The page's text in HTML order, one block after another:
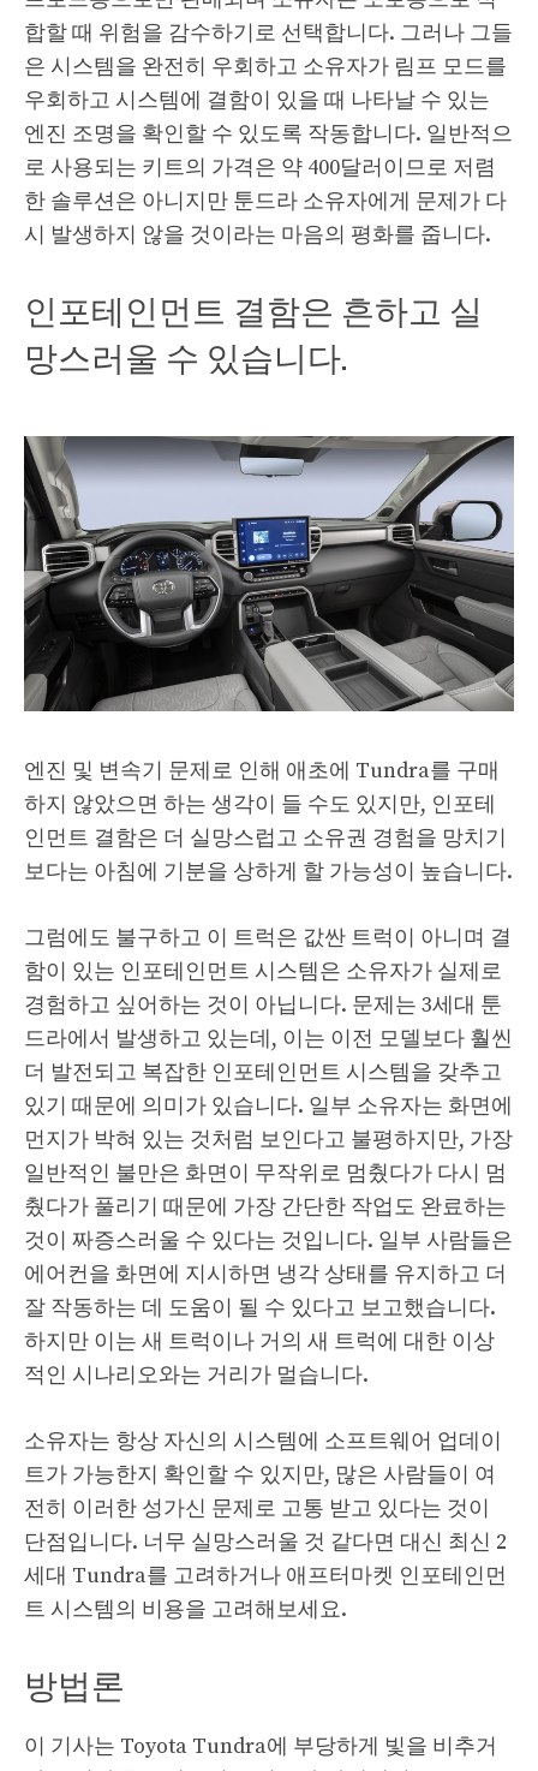
합할 때 위험을 감수하기로 선택합니다. 그러나 그들
은 시스템을 완전히 우회하고 소유자가 림프 모드를
우회하고 시스템에 결함이 있을 때 나타날 수 있는
엔진 조명을 확인할 수 있도록 작동합니다. 일반적으
로 사용되는 키트의 가격은 약 400달러이므로 저렴
한 솔루션은 아니지만 툰드라 소유자에게 문제가 다
시 발생하지 않을 것이라는 마음의 평화를 줍니다.
인포테인먼트 결함은 흔하고 실
망스러울 수 있습니다.
엔진 및 변속기 문제로 인해 애초에 Tundra를 구매
하지 않았으면 하는 생각이 들 수도 있지만, 인포테
인먼트 결함은 더 실망스럽고 소유권 경험을 망치기
보다는 아침에 기분을 상하게 할 가능성이 높습니다.
그럼에도 불구하고 이 트럭은 값싼 트럭이 아니며 결
함이 있는 인포테인먼트 시스템은 소유자가 실제로
경험하고 싶어하는 것이 아닙니다. 문제는 3세대 툰
드라에서 발생하고 있는데, 이는 이전 모델보다 훨씬
더 발전되고 복잡한 인포테인먼트 시스템을 갖추고
있기 때문에 의미가 있습니다. 일부 소유자는 화면에
먼지가 박혀 있는 것처럼 보인다고 불평하지만, 가장
일반적인 불만은 화면이 무작위로 멈췄다가 다시 멈
췄다가 풀리기 때문에 가장 간단한 작업도 완료하는
것이 짜증스러울 수 있다는 것입니다. 일부 사람들은
에어컨을 화면에 지시하면 냉각 상태를 유지하고 더
잘 작동하는 데 도움이 될 수 있다고 보고했습니다.
하지만 이는 새 트럭이나 거의 새 트럭에 대한 이상
적인 시나리오와는 거리가 멀습니다.
소유자는 항상 자신의 시스템에 소프트웨어 업데이
트가 가능한지 확인할 수 있지만, 많은 사람들이 여
전히 이러한 성가신 문제로 고통 받고 있다는 것이
단점입니다. 너무 실망스러울 것 같다면 대신 최신 2
세대 Tundra를 고려하거나 애프터마켓 인포테인먼
트 시스템의 비용을 고려해보세요.
방법론
이 기사는 Toyota Tundra에 부당하게 빛을 비추거